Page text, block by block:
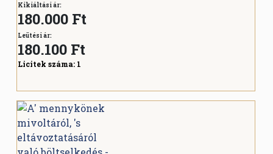
Kikiáltási ár:
180.000 Ft
Leütési ár:
180.100 Ft
Licitek száma: 1